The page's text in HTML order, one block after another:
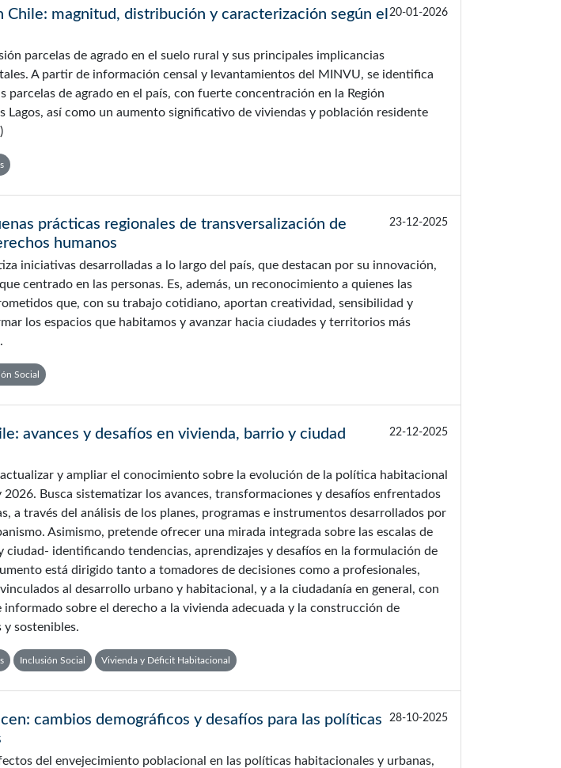
Chile: magnitud, distribución y caracterización según el 20-01-2026
parcelas de agrado en el suelo rural y sus principales implicancias
A partir de información censal y levantamientos del MINVU, se identifica
parcelas de agrado en el país, con fuerte concentración en la Región
Lagos, así como un aumento significativo de viviendas y población residente
prácticas regionales de transversalización de
humanos
23-12-2025
iniciativas desarrolladas a lo largo del país, que destacan por su innovación,
centrado en las personas. Es, además, un reconocimiento a quienes las
que, con su trabajo cotidiano, aportan creatividad, sensibilidad y
los espacios que habitamos y avanzar hacia ciudades y territorios más
Social
avances y desafíos en vivienda, barrio y ciudad
22-12-2025
y ampliar el conocimiento sobre la evolución de la política habitacional
Busca sistematizar los avances, transformaciones y desafíos enfrentados
a través del análisis de los planes, programas e instrumentos desarrollados por
Asimismo, pretende ofrecer una mirada integrada sobre las escalas de
identificando tendencias, aprendizajes y desafíos en la formulación de
está dirigido tanto a tomadores de decisiones como a profesionales,
al desarrollo urbano y habitacional, y a la ciudadanía en general, con
sobre el derecho a la vivienda adecuada y la construcción de
y sostenibles.
Inclusión Social Vivienda y Déficit Habitacional
cambios demográficos y desafíos para las políticas
28-10-2025
del envejecimiento poblacional en las políticas habitacionales y urbanas,